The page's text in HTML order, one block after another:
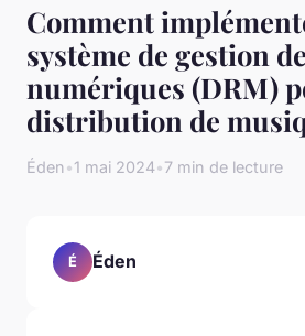
Comment
système de gestion
numériques (DRM)
distribution de
Éden•1 mai 2024•7 min de lecture
É Éden